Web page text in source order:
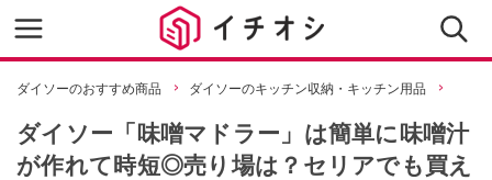
ダイソーのおすすめ商品 ダイソーのキッチン収納・キッチン用品
ダイソー「味噌マドラー」は簡単に味噌汁
が作れて時短◎売り場は？セリアでも買え